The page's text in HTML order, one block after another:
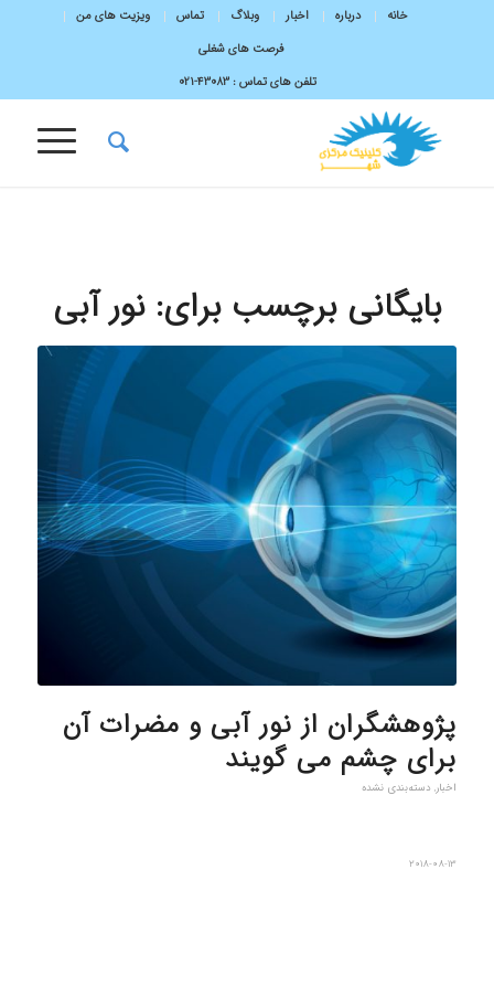
خانه درباره اخبار وبلاگ تماس
ویزیت های من
فرصت های شغلی
تلفن های تماس :43083-۰۲۱
بایگانی برچسب برای:نور آبی
پژوهشگران از نور آبی و مضرات آن
برای چشم می گویند
اخبار, دسته‌بندی نشده
2018-08-13